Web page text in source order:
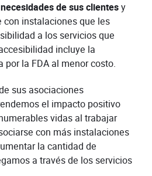
de sus clientesy
instalaciones que les
a los servicios que
incluye la
la FDA al menor costo.
sus asociaciones
el impacto positivo
vidas al trabajar
con más instalaciones
la cantidad de
a través de los servicios